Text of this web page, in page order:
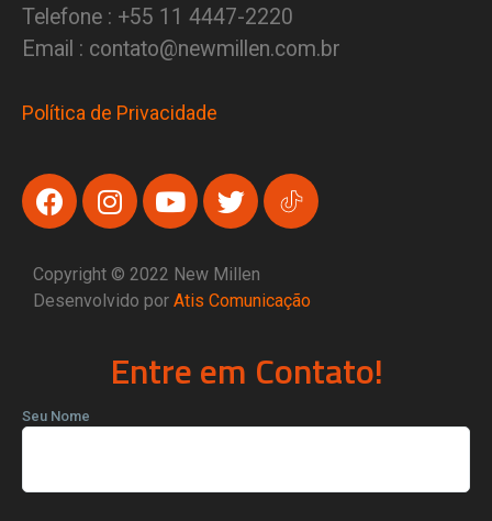
Telefone : +55 11 4447-2220
Email : contato@newmillen.com.br
Política de Privacidade
Copyright © 2022 New Millen
Desenvolvido por Atis Comunicação
Entre em Contato!
Seu Nome